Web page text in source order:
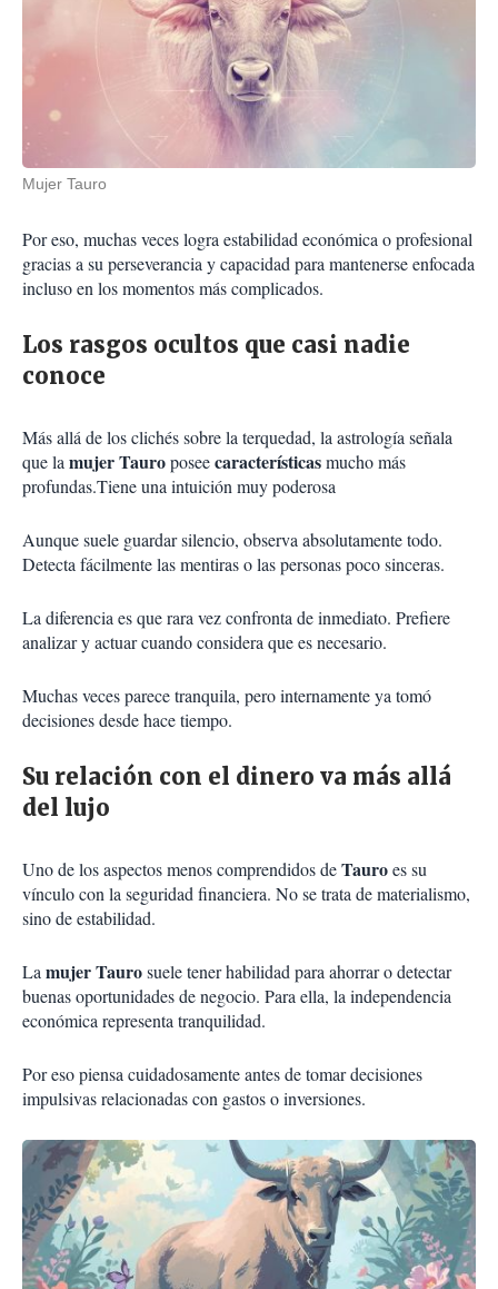
Mujer Tauro
Por eso, muchas veces logra estabilidad económica o profesional
gracias a su perseverancia y capacidad para mantenerse enfocada
incluso en los momentos más complicados.
Los rasgos ocultos que casi nadie
conoce
Más allá de los clichés sobre la terquedad, la astrología señala
que lamujer Tauroposeecaracterísticasmucho más
profundas.Tiene una intuición muy poderosa
Aunque suele guardar silencio, observa absolutamente todo.
Detecta fácilmente las mentiras o las personas poco sinceras.
La diferencia es que rara vez confronta de inmediato. Prefiere
analizar y actuar cuando considera que es necesario.
Muchas veces parece tranquila, pero internamente ya tomó
decisiones desde hace tiempo.
Su relación con el dinero va más allá
del lujo
Uno de los aspectos menos comprendidos deTauroes su
vínculo con la seguridad financiera. No se trata de materialismo,
sino de estabilidad.
Lamujer Taurosuele tener habilidad para ahorrar o detectar
buenas oportunidades de negocio. Para ella, la independencia
económica representa tranquilidad.
Por eso piensa cuidadosamente antes de tomar decisiones
impulsivas relacionadas con gastos o inversiones.